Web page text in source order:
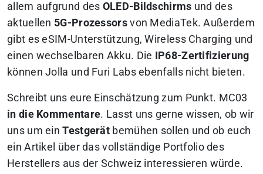
allem aufgrund des OLED-Bildschirms und des
aktuellen 5G-Prozessorsvon MediaTek. Außerdem
gibt es eSIM-Unterstützung, Wireless Charging und
einen wechselbaren Akku. Die
IP68-Zertifizierung
können Jolla und Furi Labs ebenfalls nicht bieten.
Schreibt uns eure Einschätzung zum Punkt. MC03
in die Kommentare. Lasst uns gerne wissen, ob wir
uns um einTestgerät bemühen sollen und ob euch
ein Artikel über das vollständige Portfolio des
Herstellers aus der Schweiz interessieren würde.